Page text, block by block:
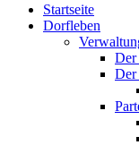
oben
scrollen
Startseite
Dorfleben
Der
Der